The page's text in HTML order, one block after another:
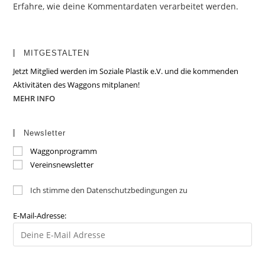
Erfahre, wie deine Kommentardaten verarbeitet werden.
MITGESTALTEN
Jetzt Mitglied werden im Soziale Plastik e.V. und die kommenden
Aktivitäten des Waggons mitplanen!
MEHR INFO
Newsletter
Waggonprogramm
Vereinsnewsletter
Ich stimme den Datenschutzbedingungen zu
E-Mail-Adresse: